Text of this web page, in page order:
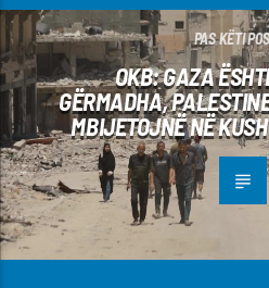
PAS KËTI
OKB: GAZA
GËRMADHA,
MBIJETOJNË NË